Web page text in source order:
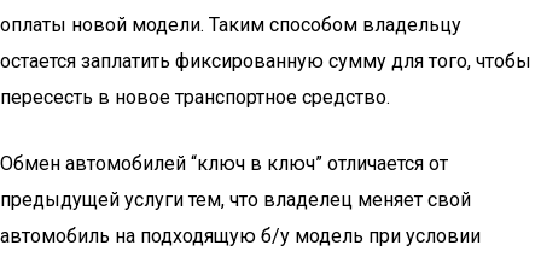
оплаты новой модели. Таким способом владельцу
остается заплатить фиксированную сумму для того, чтобы
пересесть в новое транспортное средство.
Обмен автомобилей “ключ в ключ” отличается от
предыдущей услуги тем, что владелец меняет свой
автомобиль на подходящую б/у модель при условии